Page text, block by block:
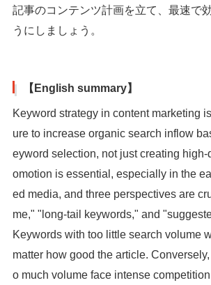
記事のコンテンツ計画を立て、最速で
うにしましょう。
【English summary】
Keyword strategy in content marketing
ure to increase organic search inflow
eyword selection, not just creating
omotion is essential, especially in the
ed media, and three perspectives are
me," "long-tail keywords," and
Keywords with too little search volume
matter how good the article.
o much volume face intense